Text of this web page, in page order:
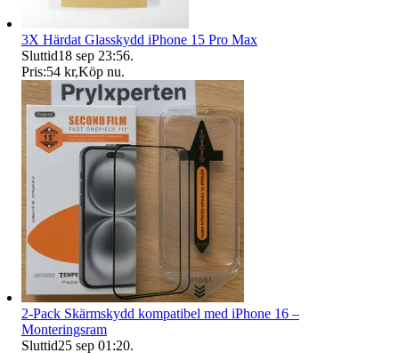
3X Härdat Glasskydd iPhone 15 Pro Max
Sluttid18 sep 23:56.
Pris:54 kr,Köp nu.
2-Pack Skärmskydd kompatibel med iPhone 16 –
Monteringsram
Sluttid25 sep 01:20.